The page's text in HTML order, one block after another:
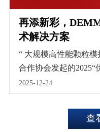
再添新彩，
术解决方案
“ 大规模高性能颗粒
合作协会发起的2025“
2025-12-24
查